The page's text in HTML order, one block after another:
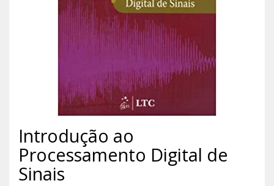
Introdução ao
Processamento Digital de
Sinais